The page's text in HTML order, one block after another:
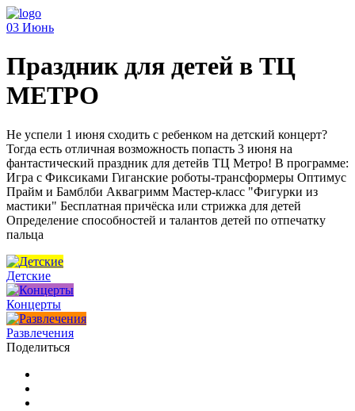
03 Июнь
Праздник для детей в ТЦ
МЕТРО
Не успели 1 июня сходить с ребенком на детский концерт?
Тогда есть отличная возможность попасть 3 июня на
фантастический праздник для детейв ТЦ Метро! В программе:
Игра с Фиксиками Гиганские роботы-трансформеры Оптимус
Прайм и Бамблби Аквагримм Мастер-класс "Фигурки из
мастики" Бесплатная причёска или стрижка для детей
Определение способностей и талантов детей по отпечатку
пальца
Детские
Концерты
Развлечения
Поделиться